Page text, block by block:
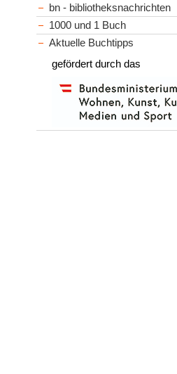
bn - bibliotheksnachrichten
1000 und 1 Buch
Aktuelle Buchtipps
gefördert durch das